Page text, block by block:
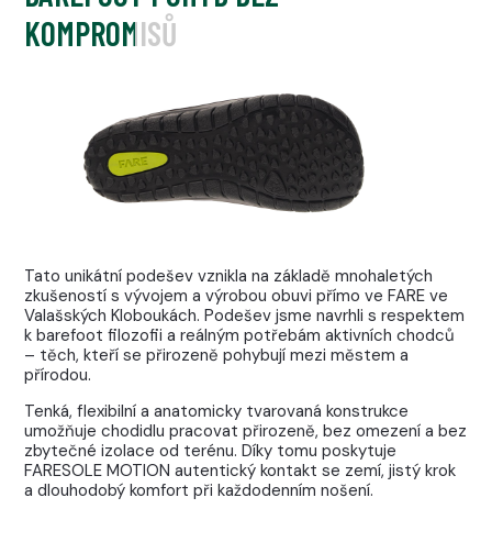
KOMPROMISŮ
Tato unikátní podešev vznikla na základě mnohaletých
zkušeností s vývojem a výrobou obuvi přímo ve FARE ve
Valašských Kloboukách. Podešev jsme navrhli s respektem
k barefoot filozofii a reálným potřebám aktivních chodců
– těch, kteří se přirozeně pohybují mezi městem a
přírodou.
Tenká, flexibilní a anatomicky tvarovaná konstrukce
umožňuje chodidlu pracovat přirozeně, bez omezení a bez
zbytečné izolace od terénu. Díky tomu poskytuje
FARESOLE MOTION autentický kontakt se zemí, jistý krok
a dlouhodobý komfort při každodenním nošení.